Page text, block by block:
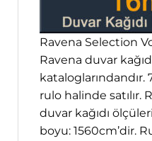
Ravena Selection
Ravena duvar
kataloglarındandır.
rulo halinde satılır.
duvar kağıdı
boyu: 1560cm’dir.